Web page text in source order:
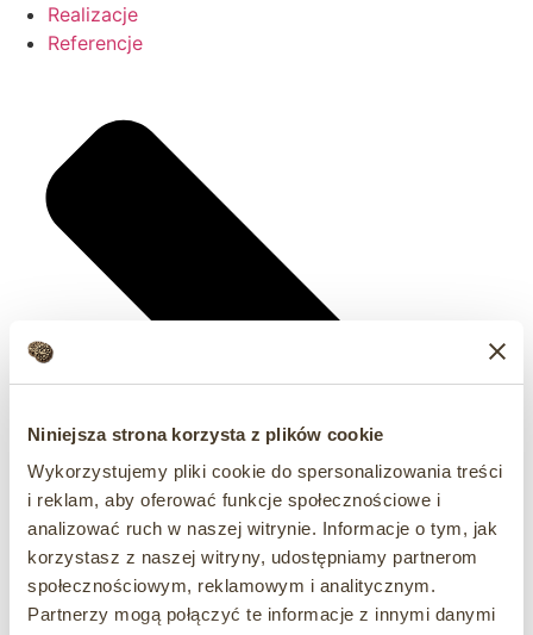
Niniejsza strona korzysta z plików cookie
Wykorzystujemy pliki cookie do spersonalizowania treści
i reklam, aby oferować funkcje społecznościowe i
analizować ruch w naszej witrynie. Informacje o tym, jak
korzystasz z naszej witryny, udostępniamy partnerom
społecznościowym, reklamowym i analitycznym.
Partnerzy mogą połączyć te informacje z innymi danymi
Realizacje
Referencje